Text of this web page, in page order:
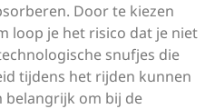
Door te kiezen
loop je het risico dat je niet
snufjes die
tijdens het rijden kunnen
belangrijk om bij de